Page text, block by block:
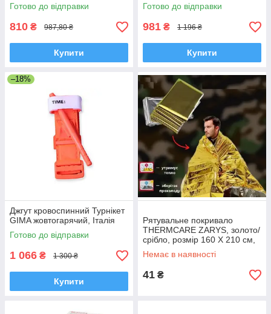
Готово до відправки
810 ₴ 987,80 ₴
Купити
Готово до відправки
981 ₴ 1 196 ₴
Купити
–18%
Джгут кровоспинний Турнікет
GIMA жовтогарячий, Італія
Готово до відправки
1 066 ₴ 1 300 ₴
Купити
Рятувальне покривало
THERMCARE ZARYS, золото/
срібло, розмір 160 Х 210 см,
Польща
Немає в наявності
41 ₴